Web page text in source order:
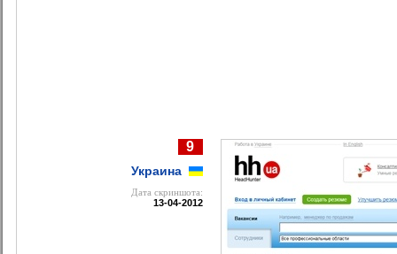
9
Украина
Дата cкриншота:
13-04-2012